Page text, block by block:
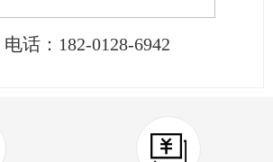
电话： 182-0128-6942